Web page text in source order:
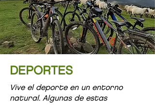
DEPORTES
Vive el deporte en un entorno
natural. Algunas de estas